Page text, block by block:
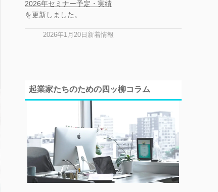
2026年セミナー予定・実績
を更新しました。
2026年1月20日新着情報
起業家たちのための四ッ柳コラム